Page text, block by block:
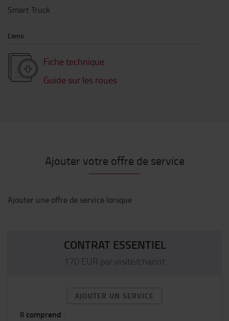
Smart Truck
Liens
Fiche technique
Guide sur les roues
Ajouter votre offre de service
Ajouter une offre de service lorsque
CONTRAT ESSENTIEL
170 EUR par visite/chariot
AJOUTER UN SERVICE
Il comprend :